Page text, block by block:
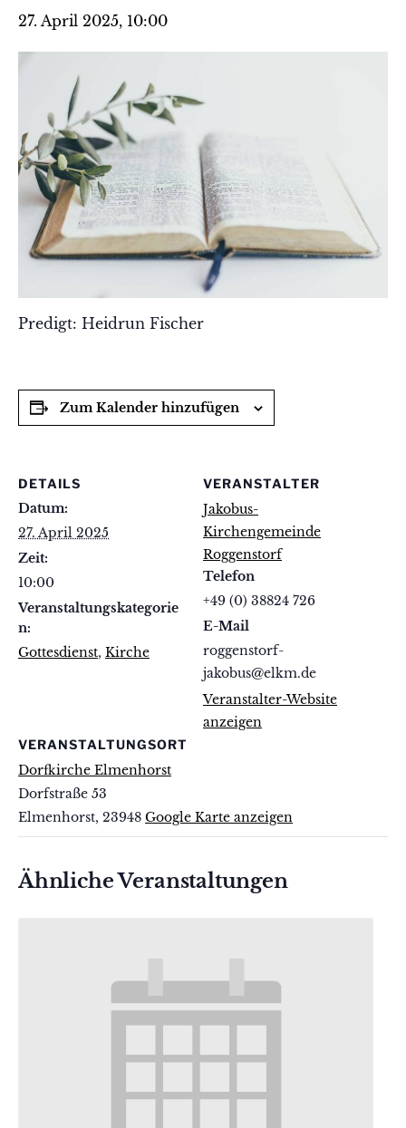
27. April 2025, 10:00
Predigt: Heidrun Fischer
Zum Kalender hinzufügen
DETAILS
Datum:
27. April 2025
Zeit:
10:00
Veranstaltungskategorie
n:
Gottesdienst, Kirche
VERANSTALTUNGSORT
Dorfkirche Elmenhorst
Dorfstraße 53
Elmenhorst, 23948 Google Karte anzeigen
VERANSTALTER
Jakobus-
Kirchengemeinde
Roggenstorf
Telefon
+49 (0) 38824 726
E-Mail
roggenstorf-
jakobus@elkm.de
Veranstalter-Website
anzeigen
Ähnliche Veranstaltungen